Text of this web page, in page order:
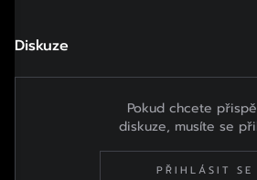
Diskuze
Pokud chcete
diskuze, musíte se
PŘIHLÁSIT SE